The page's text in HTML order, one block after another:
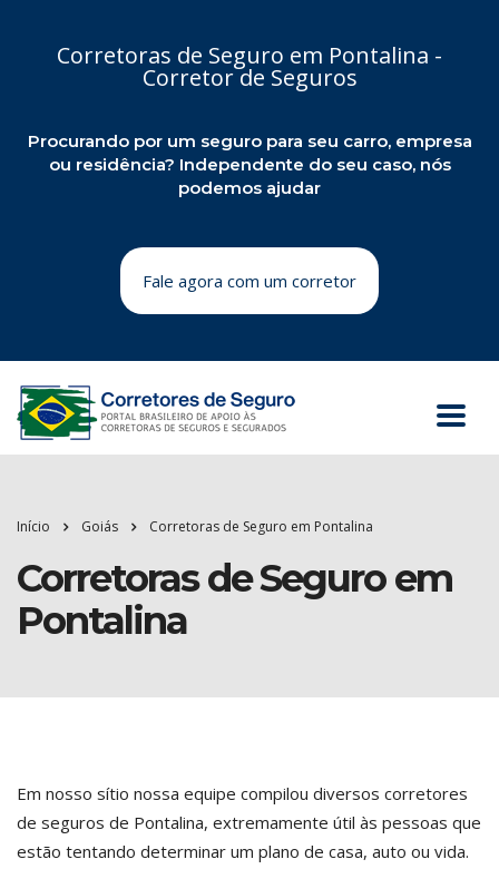
Corretoras de Seguro em Pontalina -
Corretor de Seguros
Procurando por um seguro para seu carro, empresa
ou residência? Independente do seu caso, nós
podemos ajudar
Fale agora com um corretor
Início Goiás Corretoras de Seguro em Pontalina
Corretoras de Seguro em
Pontalina
Em nosso sítio nossa equipe compilou diversos corretores
de seguros de Pontalina, extremamente útil às pessoas que
estão tentando determinar um plano de casa, auto ou vida.